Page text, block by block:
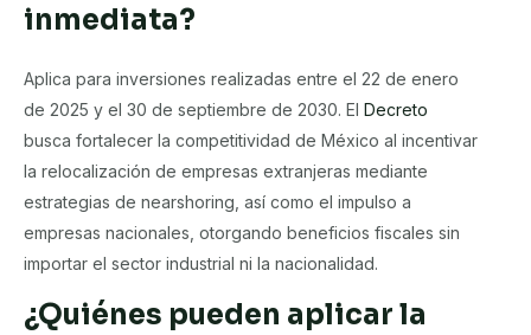
inmediata?
Aplica para inversiones realizadas entre el 22 de enero
de 2025 y el 30 de septiembre de 2030. El Decreto
busca fortalecer la competitividad de México al incentivar
la relocalización de empresas extranjeras mediante
estrategias de nearshoring, así como el impulso a
empresas nacionales, otorgando beneficios fiscales sin
importar el sector industrial ni la nacionalidad.
¿Quiénes pueden aplicar la